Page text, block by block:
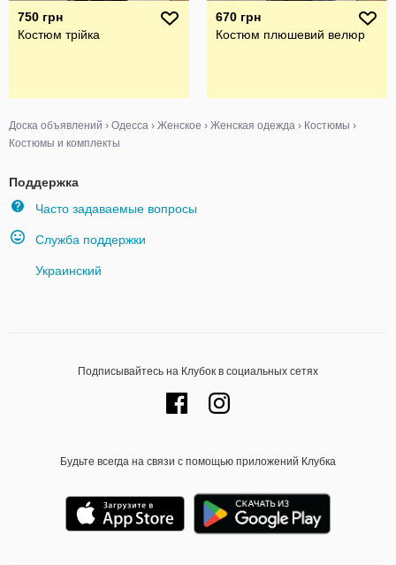
750 грн
Костюм трійка
670 грн
Костюм плюшевий велюр
Доска объявлений › Одесса › Женское › Женская одежда › Костюмы ›
Костюмы и комплекты
Поддержка
Часто задаваемые вопросы
Служба поддержки
Украинский
Подписывайтесь на Клубок в социальных сетях
Будьте всегда на связи с помощью приложений Клубка